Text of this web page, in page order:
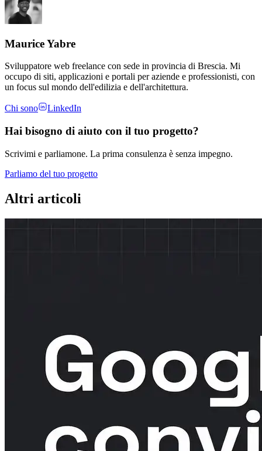
Maurice Yabre
Sviluppatore web freelance con sede in provincia di Brescia. Mi
occupo di siti, applicazioni e portali per aziende e professionisti, con
un focus sul mondo dell'edilizia e dell'architettura.
Chi sono LinkedIn
Hai bisogno di aiuto con il tuo progetto?
Scrivimi e parliamone. La prima consulenza è senza impegno.
Parliamo del tuo progetto
Altri articoli